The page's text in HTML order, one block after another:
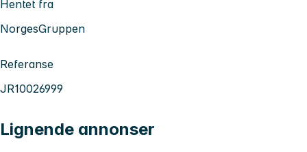
Hentet fra
NorgesGruppen
Referanse
JR10026999
Lignende annonser